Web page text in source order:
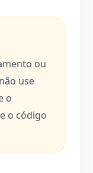
ou
use
o
o código